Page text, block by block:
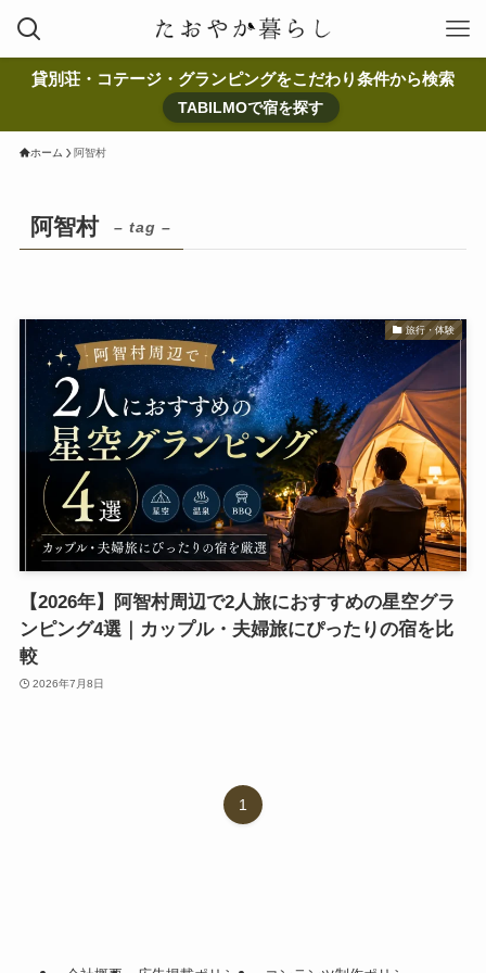
貸別荘・コテージ・グランピングをこだわり条件から検索
TABILMOで宿を探す
ホーム 阿智村
阿智村 – tag –
旅行・体験
【2026年】阿智村周辺で2人旅におすすめの星空グラ
ンピング4選｜カップル・夫婦旅にぴったりの宿を比
較
2026年7月8日
1